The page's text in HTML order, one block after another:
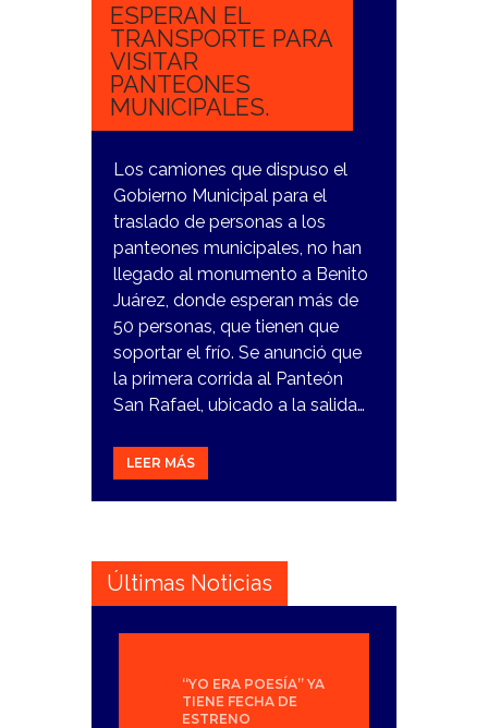
ESPERAN EL
TRANSPORTE PARA
VISITAR
PANTEONES
MUNICIPALES.
Los camiones que dispuso el
Gobierno Municipal para el
traslado de personas a los
panteones municipales, no han
llegado al monumento a Benito
Juárez, donde esperan más de
50 personas, que tienen que
soportar el frío. Se anunció que
la primera corrida al Panteón
San Rafael, ubicado a la salida…
LEER MÁS
Últimas Noticias
“YO ERA POESÍA” YA
TIENE FECHA DE
ESTRENO